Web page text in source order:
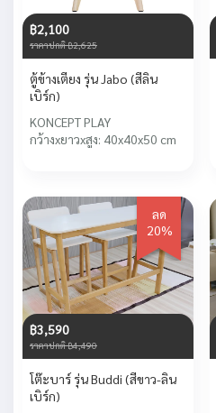
฿2,100
ราคาปกติ ฿2,625
ตู้ข้างเตียง รุ่น Jabo (สีลิน
เบิร์ก)
KONCEPT PLAY
กว้างxยาวxสูง: 40x40x50 cm
ลด
20%
฿3,590
ราคาปกติ ฿4,490
โต๊ะบาร์ รุ่น Buddi (สีขาว-ลิน
เบิร์ก)